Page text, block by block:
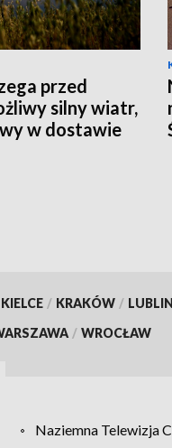
przed
silny wiatr,
w dostawie
KIELCE / KRAKÓW / LUBLIN
/ WROCŁAW
Naziemna Telewizja